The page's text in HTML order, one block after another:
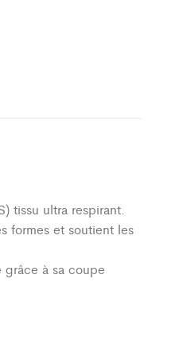
tissu ultra respirant.
formes et soutient les
à sa coupe